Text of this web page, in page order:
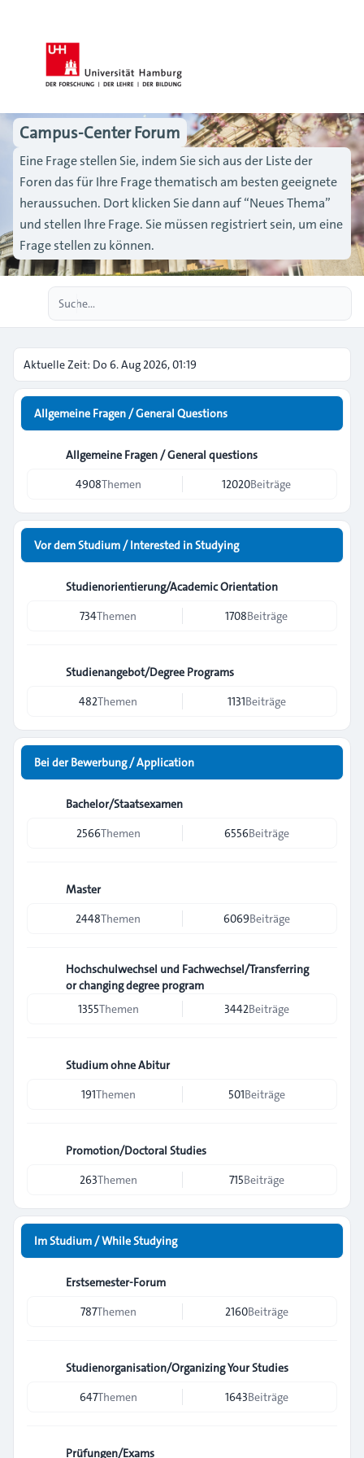
Campus-Center Forum
Eine Frage stellen Sie, indem Sie sich aus der Liste der
Foren das für Ihre Frage thematisch am besten geeignete
heraussuchen. Dort klicken Sie dann auf “Neues Thema”
und stellen Ihre Frage. Sie müssen registriert sein, um eine
Frage stellen zu können.
Aktuelle Zeit: Do 6. Aug 2026, 01:19
Allgemeine Fragen / General Questions
Allgemeine Fragen / General questions
4908Themen 12020Beiträge
Vor dem Studium / Interested in Studying
Studienorientierung/Academic Orientation
734Themen 1708Beiträge
Studienangebot/Degree Programs
482Themen 1131Beiträge
Bei der Bewerbung / Application
Bachelor/Staatsexamen
2566Themen 6556Beiträge
Master
2448Themen 6069Beiträge
Hochschulwechsel und Fachwechsel/Transferring
or changing degree program
1355Themen 3442Beiträge
Studium ohne Abitur
191Themen 501Beiträge
Promotion/Doctoral Studies
263Themen 715Beiträge
Im Studium / While Studying
Erstsemester-Forum
787Themen 2160Beiträge
Studienorganisation/Organizing Your Studies
647Themen 1643Beiträge
Prüfungen/Exams